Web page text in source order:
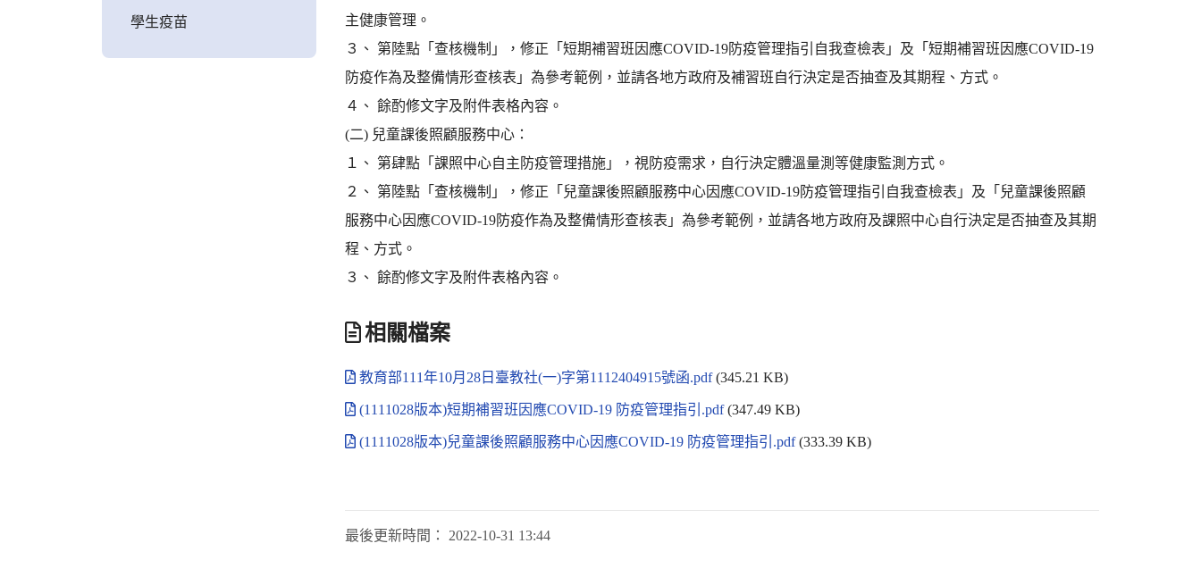
學生疫苗
主健康管理。
３、 第陸點「查核機制」，修正「短期補習班因應COVID-19防疫管理指引自我查檢表」及「短期補習班因應COVID-19
防疫作為及整備情形查核表」為參考範例，並請各地方政府及補習班自行決定是否抽查及其期程、方式。
４、 餘酌修文字及附件表格內容。
(二) 兒童課後照顧服務中心：
１、 第肆點「課照中心自主防疫管理措施」，視防疫需求，自行決定體溫量測等健康監測方式。
２、 第陸點「查核機制」，修正「兒童課後照顧服務中心因應COVID-19防疫管理指引自我查檢表」及「兒童課後照顧
服務中心因應COVID-19防疫作為及整備情形查核表」為參考範例，並請各地方政府及課照中心自行決定是否抽查及其期
程、方式。
３、 餘酌修文字及附件表格內容。
相關檔案
教育部111年10月28日臺教社(一)字第1112404915號函.pdf(345.21 KB)
(1111028版本)短期補習班因應COVID-19 防疫管理指引.pdf(347.49 KB)
(1111028版本)兒童課後照顧服務中心因應COVID-19 防疫管理指引.pdf(333.39 KB)
最後更新時間： 2022-10-31 13:44